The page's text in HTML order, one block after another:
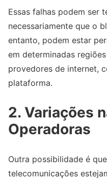
Essas falhas podem ser
necessariamente que o
entanto, podem estar
em determinadas
provedores de internet,
plataforma.
2. Variações
Operadoras
Outra possibilidade é
telecomunicações